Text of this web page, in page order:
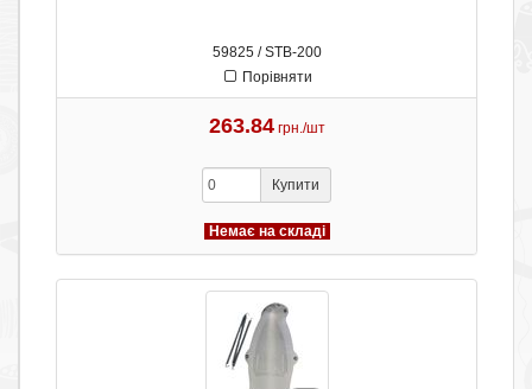
59825 / STB-200
Порівняти
263.84 грн./шт
Купити
Немає на складі